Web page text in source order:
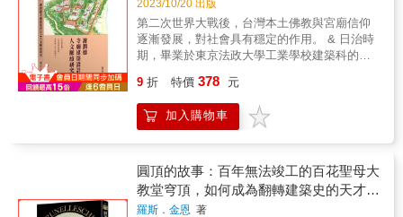
看見 JJP 如何堅持一貫的誠信原則，積極面對
建築師的責任。
2023/10/20 出版
第二次世界大戰後，台灣本土佛教與宮廟信仰
逐漸發展，對社會具有穩定的作用。 & 日治時
期，畢業於東京法政大學工業學校建築科的台
開始參與佛教活動，其中最重要的是設計寺廟
建築。本論文以謝潤德為觀察點，梳理其生平
信仰及寺廟建築設計，結合書面文獻與田野調
9 折 特價 378 元
加入購物車
圓頂的故事：百年無法竣工的百花聖母大
教堂穹頂，如何成為翻轉建築史的天才之
作？
羅斯．金恩 著